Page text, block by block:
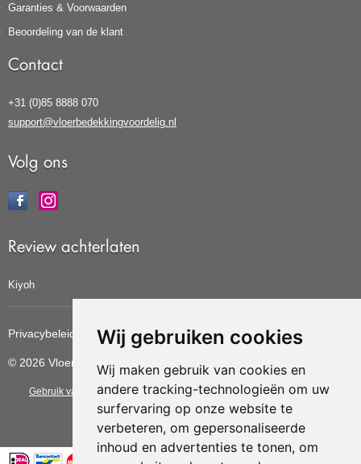
Wij gebruiken cookies
Wij maken gebruik van cookies en
andere tracking-technologieën om uw
surfervaring op onze website te
verbeteren, om gepersonaliseerde
inhoud en advertenties te tonen, om
Garanties & Voorwaarden
Beoordeling van de klant
Contact
+31 (0)85 8888 070
support@vloerbedekkingvoordelig.nl
Volg ons
Review achterlaten
Kiyoh
Privacybeleid Cookiebeleid Update cookies voorkeuren
© 2026 Vloerbedekkingvoordelig
Gebruik van deze site betekent dat u dealgemene voorwaarden van CBW